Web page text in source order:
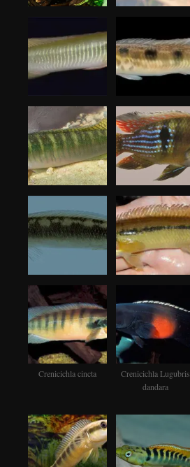
Crenicichla cincta
Crenicichla Lugubris
dandara